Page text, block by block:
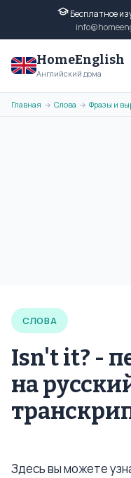
Бесплатное
HomeEnglish
Английский дома
Главная → Слова → Фразы и
СЛОВА
Isn't it? -
на
Здесь вы можете